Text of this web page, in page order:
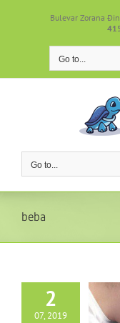
Bulevar Zorana
Go to...
Go to...
beba
2
07, 2019